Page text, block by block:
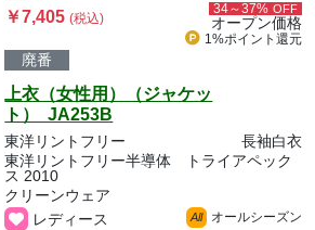
￥7,405(税込)
34～37% OFF
オープン価格
1%ポイント 還元
廃番
上衣（女性用）（ジャケッ
ト） JA253B
東洋リントフリー
長袖白衣
東洋リントフリー半導体 トライアペック
ス 2010
クリーンウェア
レディース
All オールシーズン